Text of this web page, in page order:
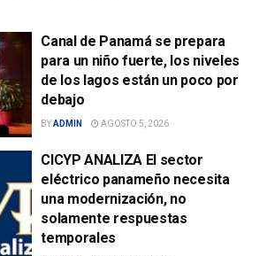
Canal de Panamá se prepara
para un niño fuerte, los niveles
de los lagos están un poco por
debajo
BYADMIN AGOSTO 5, 2026
CICYP ANALIZA El sector
eléctrico panameño necesita
una modernización, no
solamente respuestas
temporales